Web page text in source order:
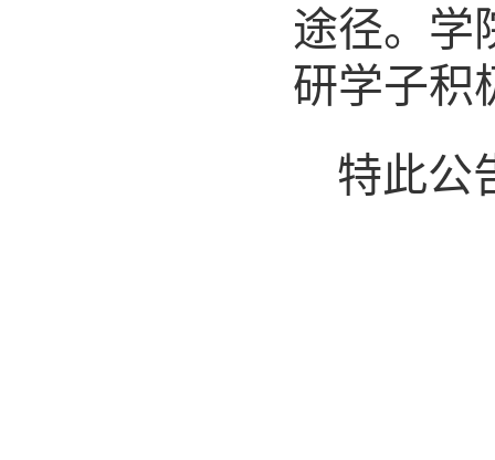
途径。学
研学子积
特此公